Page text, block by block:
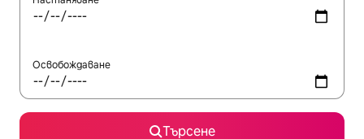
Освобождаване
Търсене